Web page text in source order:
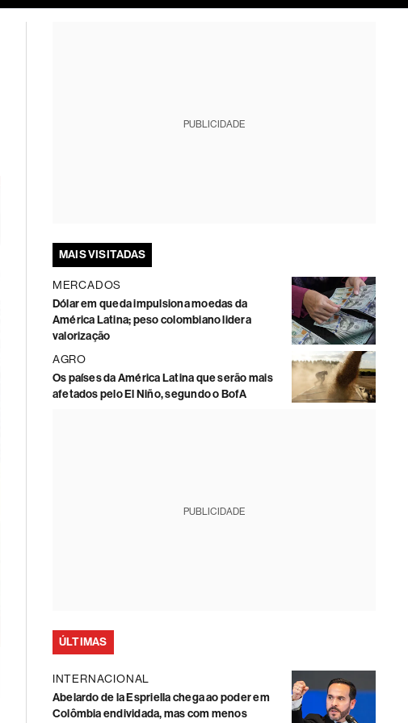
PUBLICIDADE
MAIS VISITADAS
MERCADOS
Dólar em queda impulsiona moedas da
América Latina; peso colombiano lidera
valorização
AGRO
Os países da América Latina que serão mais
afetados pelo El Niño, segundo o BofA
PUBLICIDADE
ÚLTIMAS
INTERNACIONAL
Abelardo de la Espriella chega ao poder em
Colômbia endividada, mas com menos